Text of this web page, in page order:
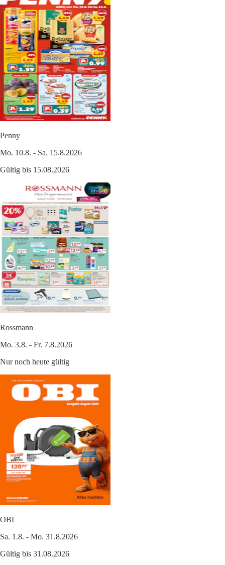
Penny
Mo. 10.8. - Sa. 15.8.2026
Gültig bis 15.08.2026
Rossmann
Mo. 3.8. - Fr. 7.8.2026
Nur noch heute gültig
OBI
Sa. 1.8. - Mo. 31.8.2026
Gültig bis 31.08.2026